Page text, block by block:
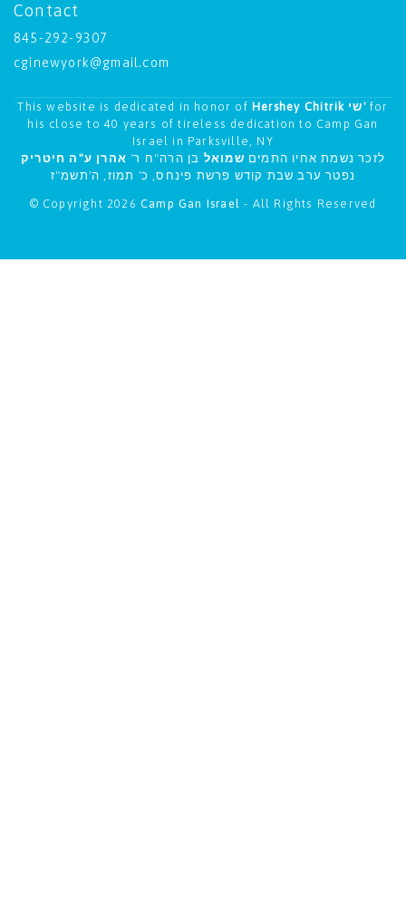
Contact
845-292-9307
cginewyork@gmail.com
This website is dedicated in honor of Hershey Chitrik שי' for
his close to 40 years of tireless dedication to Camp Gan
Israel in Parksville, NY
לזכר נשמת אחיו התמים שמואל בן הרה"ח ר' אהרן ע"ה חיטריק
נפטר ערב שבת קודש פרשת פינחס, כ' תמוז, ה'תשמ"ז
© Copyright 2026 Camp Gan Israel- All Rights Reserved